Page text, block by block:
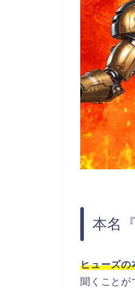
本名
ヒューズの
聞くことが